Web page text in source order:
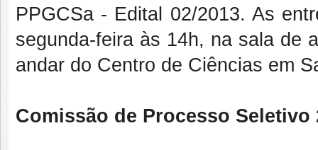
PPGCSa - Edital 02/2013. As
segunda-feira às 14h, na sala de
andar do Centro de Ciências em
Comissão de Processo Seletivo